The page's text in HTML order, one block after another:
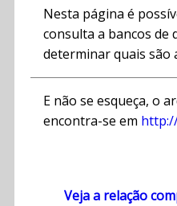
Nesta página é
consulta a bancos de
determinar quais são
E não se esqueça, o
encontra-se em
Veja a relação